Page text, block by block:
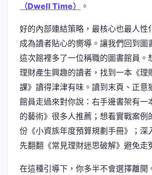
（Dwell Time）
。
好的內部連結策略，最核心也最人性
成為讀者貼心的嚮導。讓我們回到圖
這次館裡多了一位稱職的圖書館員。
理財產生興趣的讀者，找到一本《理
課》讀得津津有味。讀到末頁、正意
館員走過來對你說：右手邊書架有一
的藝術》很多人推薦；想看實戰案例
份《小資族年度預算規劃手冊》；深
先翻翻《常見理財迷思破解》避免走
在這種引導下，你多半不會選擇離開